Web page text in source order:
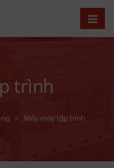
trình
» Máy may lập trình